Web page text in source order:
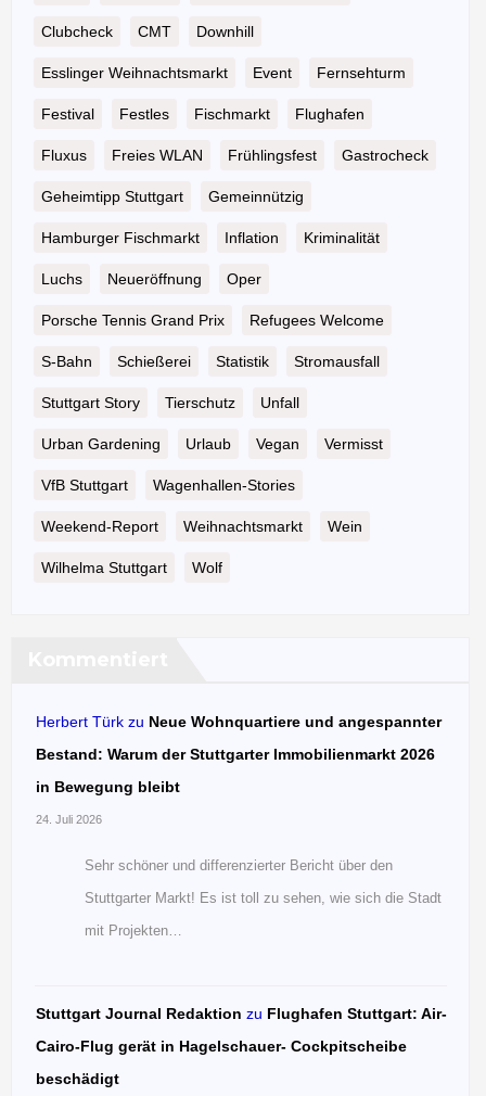
Clubcheck CMT Downhill
Esslinger Weihnachtsmarkt Event Fernsehturm
Festival Festles Fischmarkt Flughafen
Fluxus Freies WLAN Frühlingsfest Gastrocheck
Geheimtipp Stuttgart Gemeinnützig
Hamburger Fischmarkt Inflation Kriminalität
Luchs Neueröffnung Oper
Porsche Tennis Grand Prix Refugees Welcome
S-Bahn Schießerei Statistik Stromausfall
Stuttgart Story Tierschutz Unfall
Urban Gardening Urlaub Vegan Vermisst
VfB Stuttgart Wagenhallen-Stories
Weekend-Report Weihnachtsmarkt Wein
Wilhelma Stuttgart Wolf
Herbert Türk zu Neue Wohnquartiere und angespannter
Bestand: Warum der Stuttgarter Immobilienmarkt 2026
in Bewegung bleibt
24. Juli 2026
Sehr schöner und differenzierter Bericht über den
Stuttgarter Markt! Es ist toll zu sehen, wie sich die Stadt
mit Projekten…
Stuttgart Journal Redaktion zu Flughafen Stuttgart: Air-
Cairo-Flug gerät in Hagelschauer- Cockpitscheibe
beschädigt